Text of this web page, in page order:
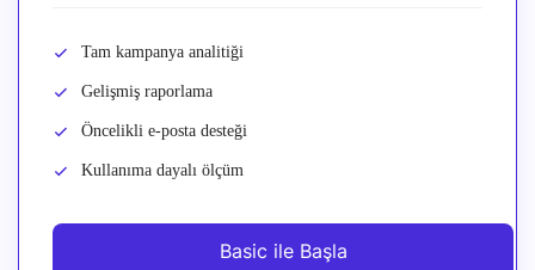
Tam kampanya analitiği
Gelişmiş raporlama
Öncelikli e-posta desteği
Kullanıma dayalı ölçüm
Basic ile Başla